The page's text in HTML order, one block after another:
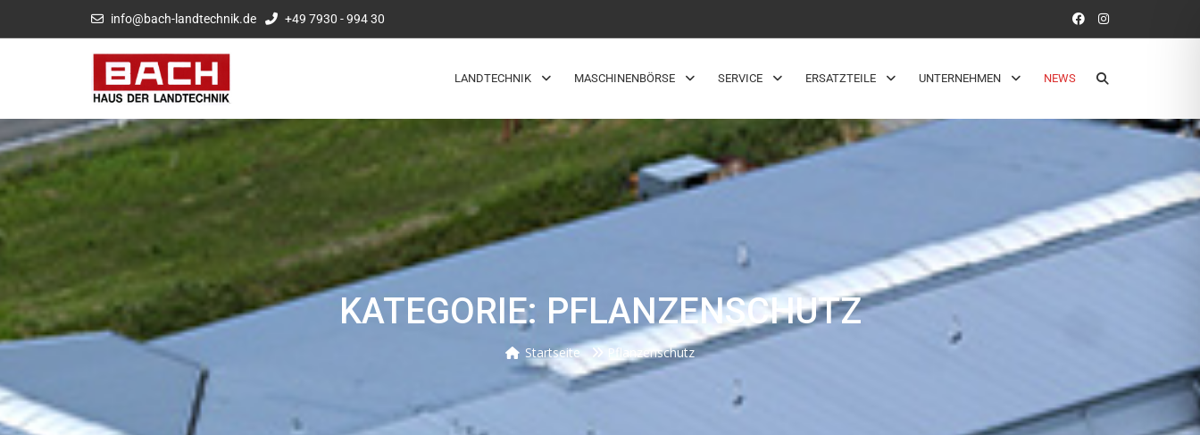
info@bach-landtechnik.de +49 7930 - 994 30
LANDTECHNIK MASCHINENBÖRSE SERVICE ERSATZTEILE UNTERNEHMEN NEWS
KATEGORIE: PFLANZENSCHUTZ
Startseite Pflanzenschutz